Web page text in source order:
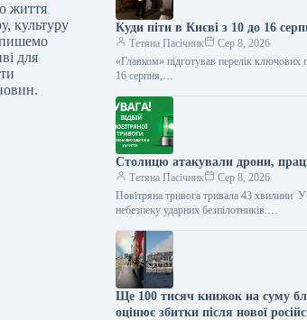
життя
культуру
пишемо
для
Куди піти в Києві з 10 до 16
Тетяна Пасічник
Сер 8, 2026
«Главком» підготував перелік
16 серпня,…
Столицю атакували дрони,
Тетяна Пасічник
Сер 8, 2026
Повітряна тривога тривала 43 хвилини У
небезпеку ударних безпілотників.…
Ще 100 тисяч книжок на суму
оцінює збитки після нової